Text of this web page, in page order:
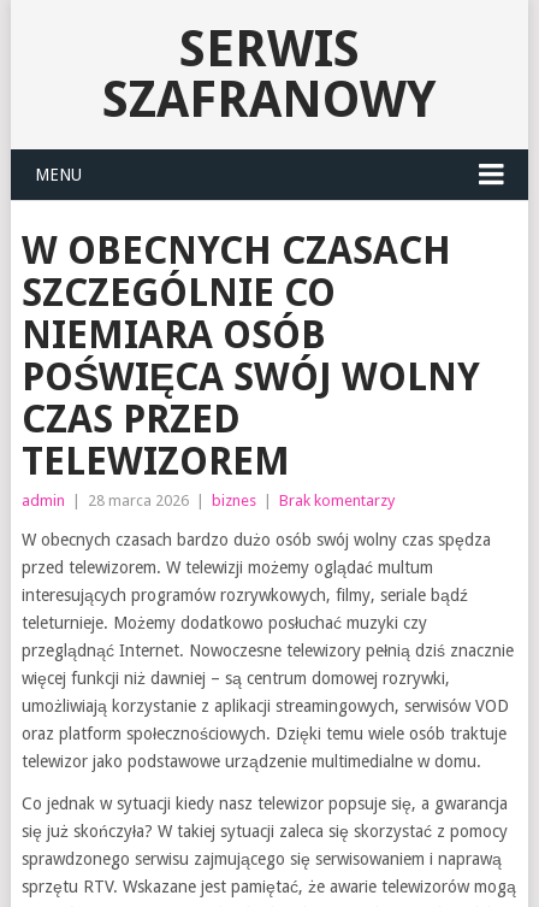
SERWIS
SZAFRANOWY
MENU
W OBECNYCH CZASACH
SZCZEGÓLNIE CO
NIEMIARA OSÓB
POŚWIĘCA SWÓJ WOLNY
CZAS PRZED
TELEWIZOREM
admin 28 marca 2026 biznes Brak komentarzy
W obecnych czasach bardzo dużo osób swój wolny czas spędza
przed telewizorem. W telewizji możemy oglądać multum
interesujących programów rozrywkowych, filmy, seriale bądź
teleturnieje. Możemy dodatkowo posłuchać muzyki czy
przeglądnąć Internet. Nowoczesne telewizory pełnią dziś znacznie
więcej funkcji niż dawniej – są centrum domowej rozrywki,
umożliwiają korzystanie z aplikacji streamingowych, serwisów VOD
oraz platform społecznościowych. Dzięki temu wiele osób traktuje
telewizor jako podstawowe urządzenie multimedialne w domu.
Co jednak w sytuacji kiedy nasz telewizor popsuje się, a gwarancja
się już skończyła? W takiej sytuacji zaleca się skorzystać z pomocy
sprawdzonego serwisu zajmującego się serwisowaniem i naprawą
sprzętu RTV. Wskazane jest pamiętać, że awarie telewizorów mogą